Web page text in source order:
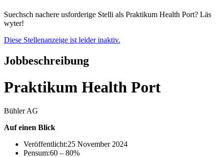
Suechsch nachere usforderige Stelli als Praktikum Health Port? Läs
wyter!
Diese Stellenanzeige ist leider inaktiv.
Jobbeschreibung
Praktikum Health Port
Bühler AG
Auf einen Blick
Veröffentlicht:25 November 2024
Pensum:60 – 80%